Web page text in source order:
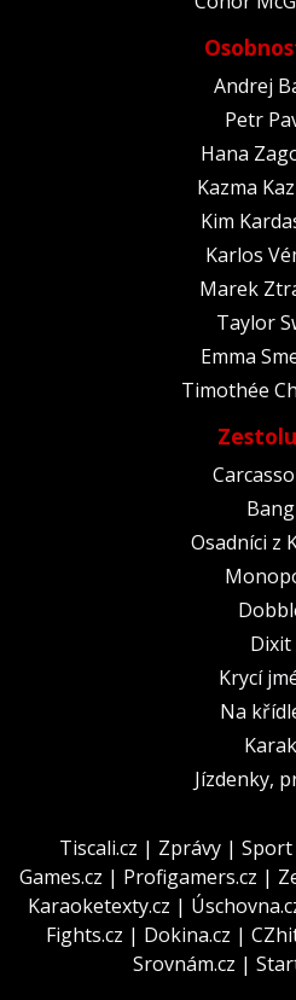
Andrej
Petr
Hana
Kazma
Kim
Karlos
Marek
Taylor
Emma
Timothée
Bang
Osadníci z
Dixit
Krycí
Na
Karak
Jízdenky,
Tiscali.cz | Zprávy | Sport
Games.cz | Profigamers.cz |
Karaoketexty.cz |
Fights.cz | Dokina.cz |
Srovnám.cz |